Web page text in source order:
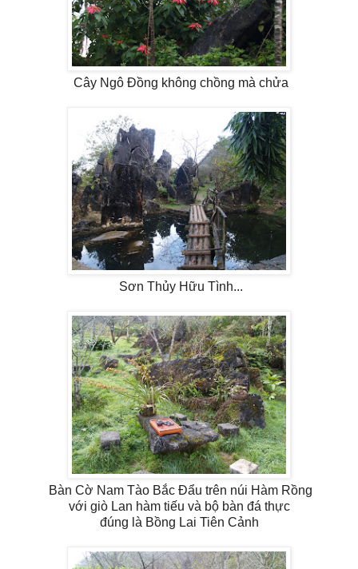
Cây Ngô Đồng không chồng mà chửa
Sơn Thủy Hữu Tình...
Bàn Cờ Nam Tào Bắc Đẩu trên núi Hàm Rồng
với giò Lan hàm tiếu và bộ bàn đá thực
đúng là Bồng Lai Tiên Cảnh